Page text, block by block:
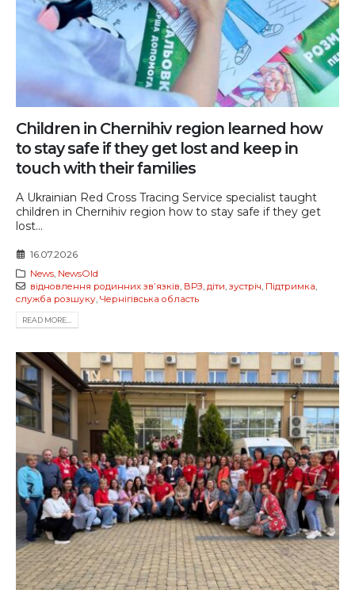
Children in Chernihiv region learned how
to stay safe if they get lost and keep in
touch with their families
A Ukrainian Red Cross Tracing Service specialist taught
children in Chernihiv region how to stay safe if they get
lost...
16.07.2026
News, NewsOld
відновлення родинних звʼязків ВРЗ діти зустріч Підтримка
служба розшуку Чернігівська область
READ MORE...